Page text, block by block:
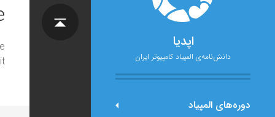
اپدیا
دانش‌نامه‌ی المپیاد کامپیوتر ایران
دوره‌های المپیاد